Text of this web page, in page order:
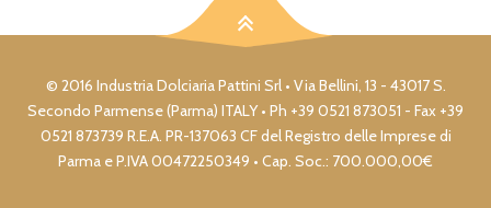
© 2016 Industria Dolciaria Pattini Srl • Via Bellini, 13 - 43017 S.
Secondo Parmense (Parma) ITALY • Ph +39 0521 873051 - Fax +39
0521 873739 R.E.A. PR-137063 CF del Registro delle Imprese di
Parma e P.IVA 00472250349 • Cap. Soc.: 700.000,00€